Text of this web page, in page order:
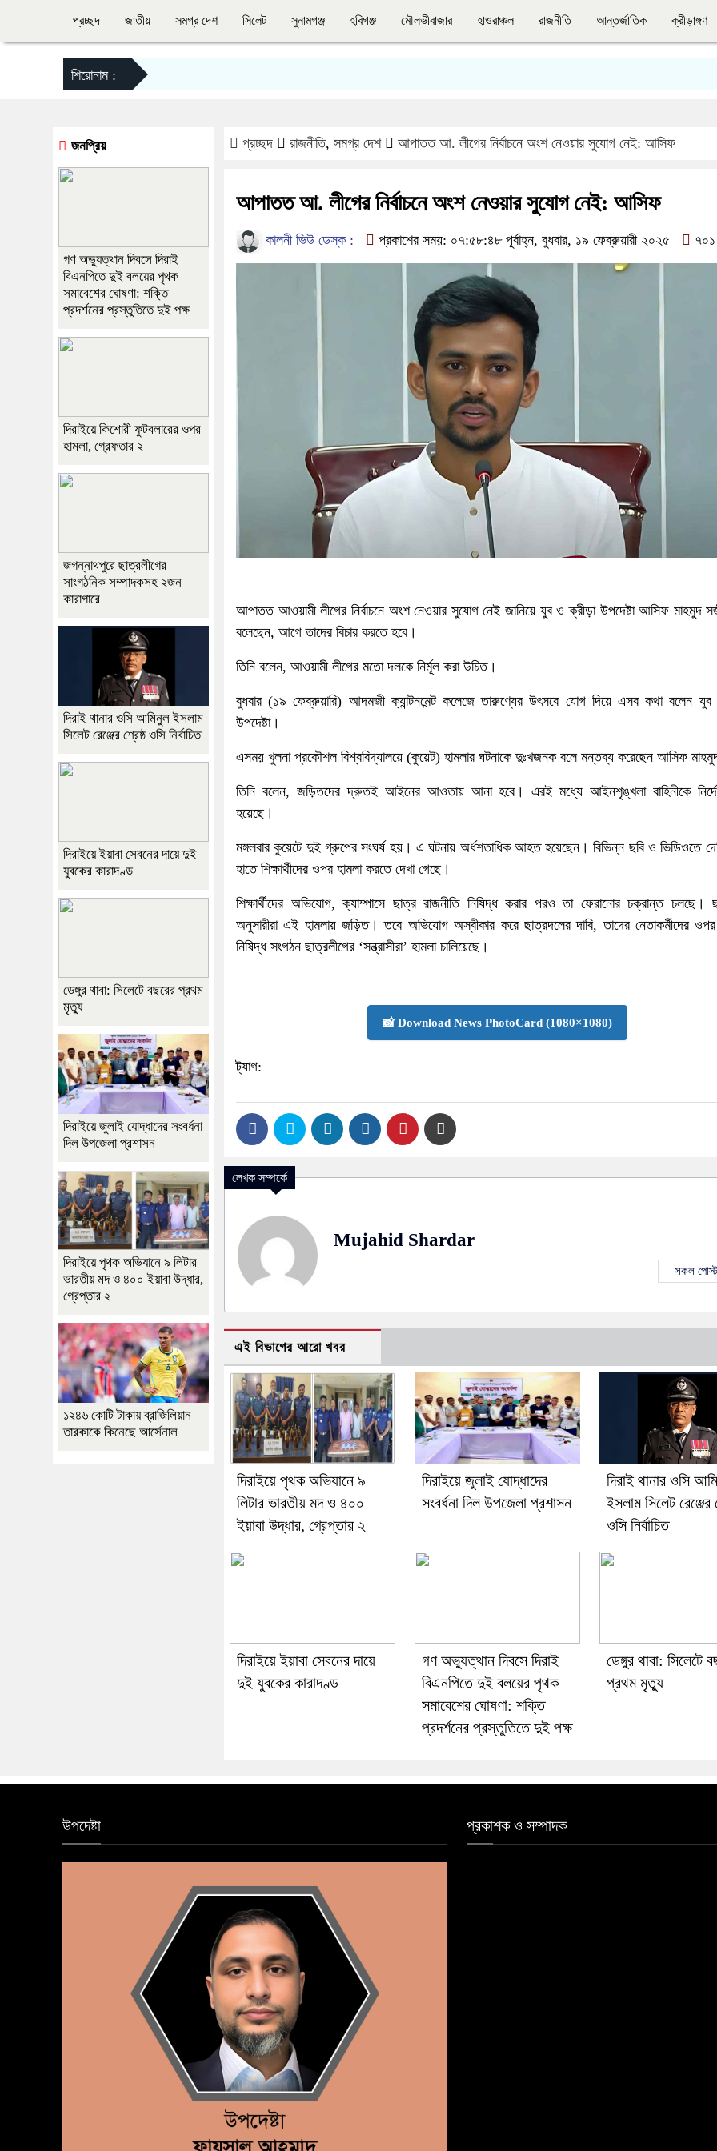
প্রচ্ছদ জাতীয় সমগ্র দেশ সিলেট সুনামগঞ্জ হবিগঞ্জ মৌলভীবাজার হাওরাঞ্চল রাজনীতি আন্তর্জাতিক ক্রীড়াঙ্গণ
শিরোনাম :
প্রচ্ছদ রাজনীতি, সমগ্র দেশ আপাতত আ. লীগের নির্বাচনে অংশ নেওয়ার সুযোগ নেই: আসিফ
আপাতত আ. লীগের নির্বাচনে অংশ নেওয়ার সুযোগ নেই: আসিফ
কালনী ভিউ ডেস্ক : প্রকাশের সময়: ০৭:৫৮:৪৮ পূর্বাহ্ন, বুধবার, ১৯ ফেব্রুয়ারী ২০২৫ ৭০১
আপাতত আওয়ামী লীগের নির্বাচনে অংশ নেওয়ার সুযোগ নেই জানিয়ে যুব ও ক্রীড়া উপদেষ্টা আসিফ মাহমুদ
বলেছেন, আগে তাদের বিচার করতে হবে।
তিনি বলেন, আওয়ামী লীগের মতো দলকে নির্মূল করা উচিত।
বুধবার (১৯ ফেব্রুয়ারি) আদমজী ক্যান্টনমেন্ট কলেজে তারুণ্যের উৎসবে যোগ দিয়ে এসব কথা বলেন যুব
উপদেষ্টা।
এসময় খুলনা প্রকৌশল বিশ্ববিদ্যালয়ে (কুয়েট) হামলার ঘটনাকে দুঃখজনক বলে মন্তব্য করেছেন আসিফ
তিনি বলেন, জড়িতদের দ্রুতই আইনের আওতায় আনা হবে। এরই মধ্যে আইনশৃঙ্খলা বাহিনীকে
হয়েছে।
মঙ্গলবার কুয়েটে দুই গ্রুপের সংঘর্ষ হয়। এ ঘটনায় অর্ধশতাধিক আহত হয়েছেন। বিভিন্ন ছবি ও ভিডিওতে
হাতে শিক্ষার্থীদের ওপর হামলা করতে দেখা গেছে।
শিক্ষার্থীদের অভিযোগ, ক্যাম্পাসে ছাত্র রাজনীতি নিষিদ্ধ করার পরও তা ফেরানোর চক্রান্ত চলছে।
অনুসারীরা এই হামলায় জড়িত। তবে অভিযোগ অস্বীকার করে ছাত্রদলের দাবি, তাদের নেতাকর্মীদের
নিষিদ্ধ সংগঠন ছাত্রলীগের ‘সন্ত্রাসীরা’ হামলা চালিয়েছে।
📸 Download News PhotoCard (1080×1080)
ট্যাগ:
লেখক সম্পর্কে
Mujahid Shardar
সকল
এই বিভাগের আরো খবর
দিরাইয়ে পৃথক অভিযানে ৯
লিটার ভারতীয় মদ ও ৪০০
ইয়াবা উদ্ধার, গ্রেপ্তার ২
দিরাইয়ে জুলাই যোদ্ধাদের
সংবর্ধনা দিল উপজেলা প্রশাসন
দিরাই থানার ওসি
ইসলাম সিলেট রেঞ্জের
ওসি নির্বাচিত
দিরাইয়ে ইয়াবা সেবনের দায়ে
দুই যুবকের কারাদণ্ড
গণ অভ্যুত্থান দিবসে দিরাই
বিএনপিতে দুই বলয়ের পৃথক
সমাবেশের ঘোষণা: শক্তি
প্রদর্শনের প্রস্তুতিতে দুই পক্ষ
ডেঙ্গুর থাবা: সিলেটে
প্রথম মৃত্যু
জনপ্রিয়
গণ অভ্যুত্থান দিবসে দিরাই
বিএনপিতে দুই বলয়ের পৃথক
সমাবেশের ঘোষণা: শক্তি
প্রদর্শনের প্রস্তুতিতে দুই পক্ষ
দিরাইয়ে কিশোরী ফুটবলারের ওপর
হামলা, গ্রেফতার ২
জগন্নাথপুরে ছাত্রলীগের
সাংগঠনিক সম্পাদকসহ ২জন
কারাগারে
দিরাই থানার ওসি আমিনুল ইসলাম
সিলেট রেঞ্জের শ্রেষ্ঠ ওসি নির্বাচিত
দিরাইয়ে ইয়াবা সেবনের দায়ে দুই
যুবকের কারাদণ্ড
ডেঙ্গুর থাবা: সিলেটে বছরের প্রথম
মৃত্যু
দিরাইয়ে জুলাই যোদ্ধাদের সংবর্ধনা
দিল উপজেলা প্রশাসন
দিরাইয়ে পৃথক অভিযানে ৯ লিটার
ভারতীয় মদ ও ৪০০ ইয়াবা উদ্ধার,
গ্রেপ্তার ২
১২৪৬ কোটি টাকায় ব্রাজিলিয়ান
তারকাকে কিনেছে আর্সেনাল
উপদেষ্টা প্রকাশক ও সম্পাদক